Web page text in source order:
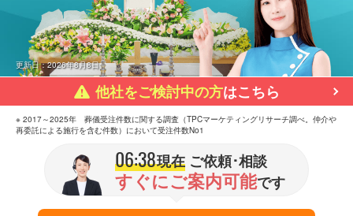
更新日：2026年8月8日
他社をご検討中の方はこちら
※ 2017～2025年 葬儀受注件数に関する調査（TPCマーケティングリサーチ調べ。仲介や
再委託による施行を含む件数）において受注件数No1
06:38現在ご依頼･相談
すぐにご案内可能です